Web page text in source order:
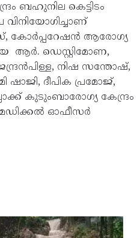
ബഹുനില കെട്ടിടം
കോർപ്പറേഷൻ ആരോഗ്യ
ആർ. ഡെസ്റ്റിമോണ,
നിഷ സന്തോഷ്,
ദീപിക പ്രമോജ്,
കുടുംബാരോഗ്യ കേന്ദ്രം
ഓഫീസർ